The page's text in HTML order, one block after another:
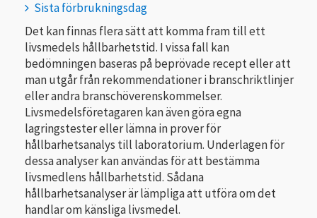
Sista förbrukningsdag
Det kan finnas flera sätt att komma fram till ett
livsmedels hållbarhetstid. I vissa fall kan
bedömningen baseras på beprövade recept eller att
man utgår från rekommendationer i branschriktlinjer
eller andra branschöverenskommelser.
Livsmedelsföretagaren kan även göra egna
lagringstester eller lämna in prover för
hållbarhetsanalys till laboratorium. Underlagen för
dessa analyser kan användas för att bestämma
livsmedlens hållbarhetstid. Sådana
hållbarhetsanalyser är lämpliga att utföra om det
handlar om känsliga livsmedel.